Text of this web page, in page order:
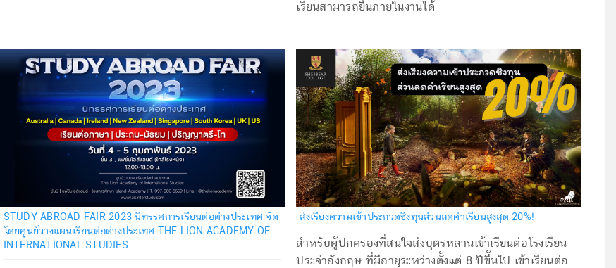
เรียนสามารถยื่นภายในงานได้
STUDY ABROAD FAIR 2023 นิทรรศการเรียนต่อต่างประเทศ จัด
โดยศูนย์วางแผนเรียนต่อต่างประเทศ THE LION ACADEMY OF
INTERNATIONAL STUDIES
ส่งเรียงความเข้าประกวดชิงทุนส่วนลดค่าเรียนสูงสุด 20%!
สำหรับผู้ปกครองที่สนใจส่งบุตรหลานเข้าเรียนต่อโรงเรียน
ประจำอังกฤษ ที่มีอายุระหว่างตั้งแต่ 8 ปีขึ้นไป เข้าเรียนต่อ